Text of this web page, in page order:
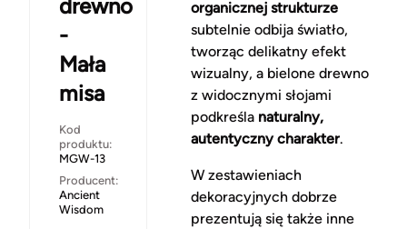
drewno
-
Mała
misa
Kod
produktu:
MGW-13
Producent:
Ancient
Wisdom
organicznej strukturze
subtelnie odbija światło,
tworząc delikatny efekt
wizualny, a bielone drewno
z widocznymi słojami
podkreśla naturalny,
autentyczny charakter.
W zestawieniach
dekoracyjnych dobrze
prezentują się także inne